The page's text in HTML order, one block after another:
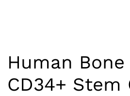
Human
CD34+ Stem